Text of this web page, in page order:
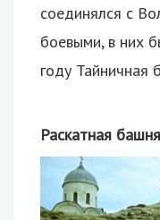
соединялся с
боевыми, в них
году Тайничная
Раскатная башня